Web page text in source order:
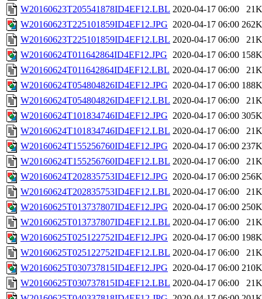
W20160623T205541878ID4EF12.LBL 2020-04-17 06:00
21K
W20160623T225101859ID4EF12.JPG 2020-04-17 06:00 262K
W20160623T225101859ID4EF12.LBL 2020-04-17 06:00
21K
W20160624T011642864ID4EF12.JPG 2020-04-17 06:00 158K
W20160624T011642864ID4EF12.LBL 2020-04-17 06:00
21K
W20160624T054804826ID4EF12.JPG 2020-04-17 06:00 188K
W20160624T054804826ID4EF12.LBL 2020-04-17 06:00
21K
W20160624T101834746ID4EF12.JPG 2020-04-17 06:00 305K
W20160624T101834746ID4EF12.LBL 2020-04-17 06:00
21K
W20160624T155256760ID4EF12.JPG 2020-04-17 06:00 237K
W20160624T155256760ID4EF12.LBL 2020-04-17 06:00
21K
W20160624T202835753ID4EF12.JPG 2020-04-17 06:00 256K
W20160624T202835753ID4EF12.LBL 2020-04-17 06:00
21K
W20160625T013737807ID4EF12.JPG 2020-04-17 06:00 250K
W20160625T013737807ID4EF12.LBL 2020-04-17 06:00
21K
W20160625T025122752ID4EF12.JPG 2020-04-17 06:00 198K
W20160625T025122752ID4EF12.LBL 2020-04-17 06:00
21K
W20160625T030737815ID4EF12.JPG 2020-04-17 06:00 210K
W20160625T030737815ID4EF12.LBL 2020-04-17 06:00
21K